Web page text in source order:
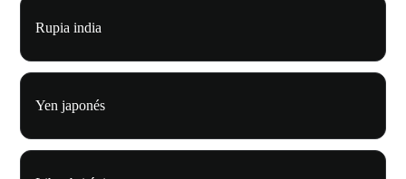
Rupia india
Yen japonés